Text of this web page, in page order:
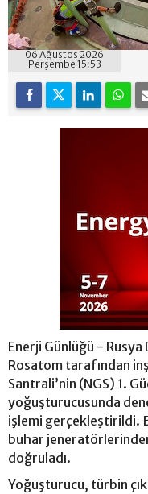
06 Ağustos 2026
Perşembe 15:53
Enerji Günlüğü -
Rosatom tarafından
Santrali’nin (NGS) 1.
yoğuşturucusunda
işlemi gerçekleştirildi.
buhar
doğruladı.
Yoğuşturucu, türbin